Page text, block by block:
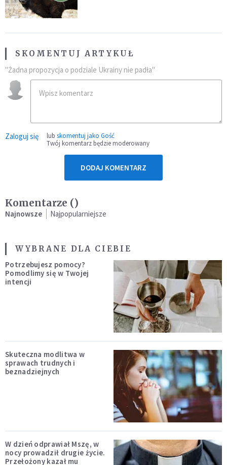
SKOMENTUJ ARTYKUŁ
"Żadna propozycja o podziale Ukrainy nie padła"
Zaloguj się lub skomentuj jako Gość
Twój komentarz będzie moderowany
DODAJ KOMENTARZ
Komentarze ()
Najnowsze Najpopularniejsze
WYBRANE DLA CIEBIE
Potrzebujesz pomocy?
Pomodlimy się w Twojej
intencji
Skuteczna modlitwa w
sprawach trudnych i
beznadziejnych
W dzień odprawiał Mszę, w
nocy prowadził drugie życie.
Przełożony kazał mu